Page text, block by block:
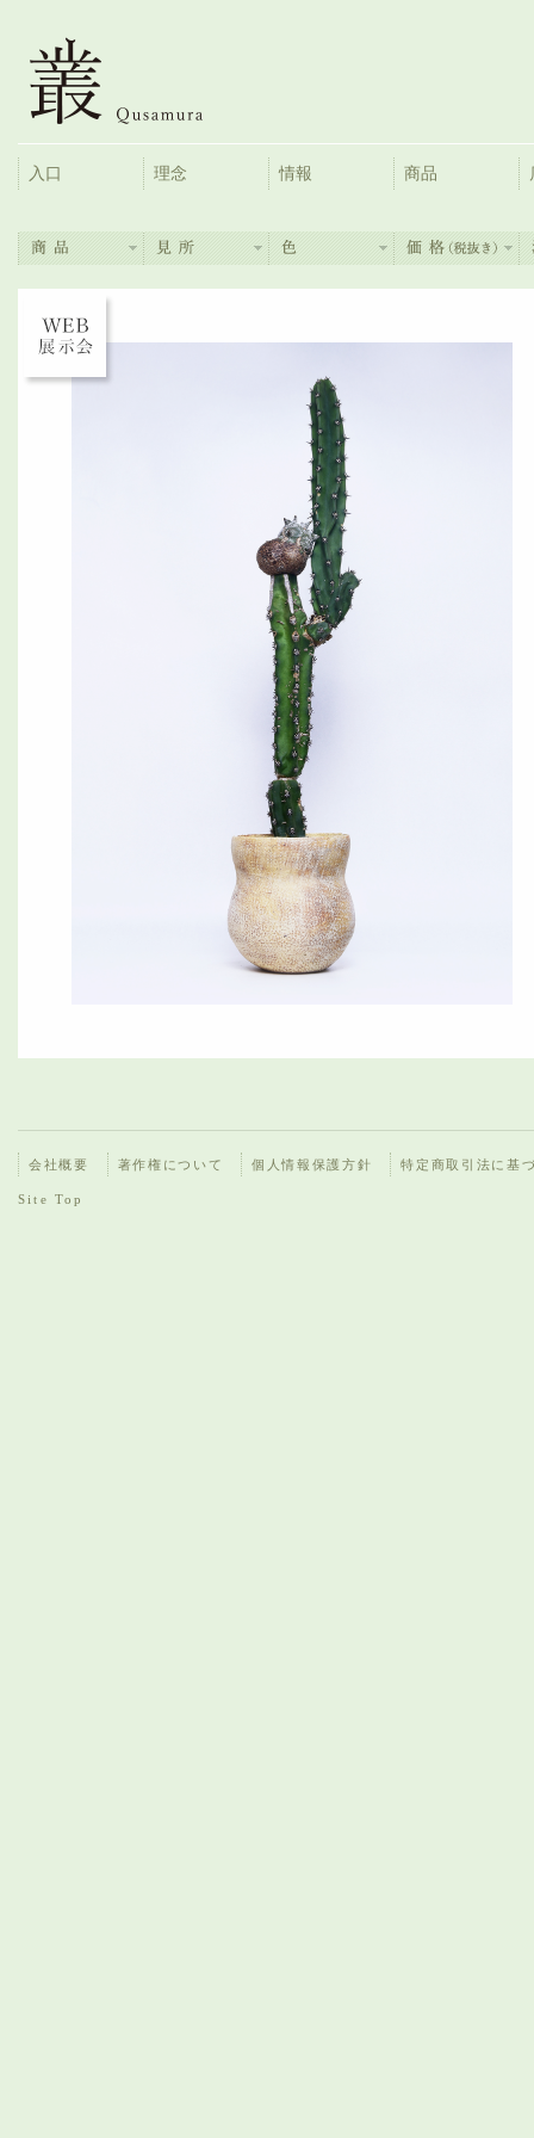
入口 理念 情報 商品
会社概要 著作権について 個人情報保護方針 特定商取引法に基
Site Top